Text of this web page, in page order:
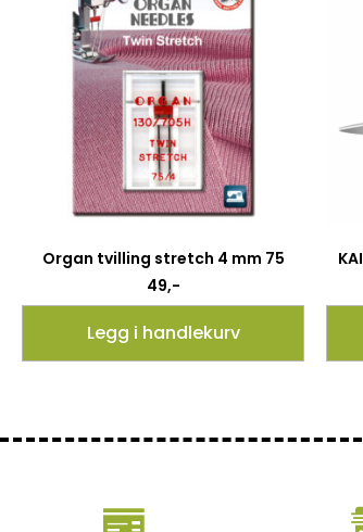
Organ tvilling stretch 4 mm 75
49,-
Legg i handlekurv